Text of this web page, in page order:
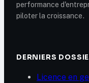
performance
piloter la croissance.
DERNIERS
Licence en